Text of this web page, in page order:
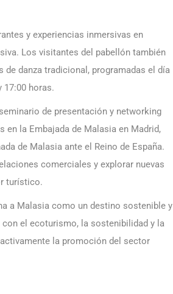
y experiencias inmersivas en
Los visitantes del pabellón también
danza tradicional, programadas el día
17:00 horas.
de presentación y networking
la Embajada de Malasia en Madrid,
de Malasia ante el Reino de España.
comerciales y explorar nuevas
turístico.
a Malasia como un destino sostenible y
el ecoturismo, la sostenibilidad y la
la promoción del sector